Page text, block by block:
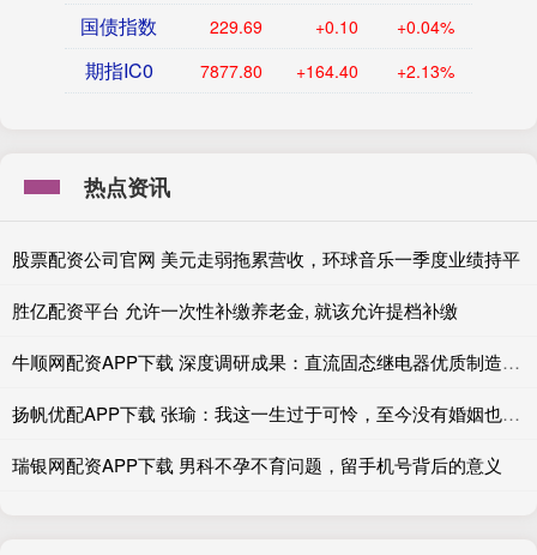
国债指数 229.69 +0.10 +0.04%
期指IC0 7877.80 +164.40 +2.13%
热点资讯
股票配资公司官网 美元走弱拖累营收，环球音乐一季度业绩持平
胜亿配资平台 允许一次性补缴养老金, 就该允许提档补缴
牛顺网配资APP下载 深度调研成果：直流固态继电器优质制造商权威推荐解析
扬帆优配APP下载 张瑜：我这一生过于可怜，至今没有婚姻也无子女，遗产怎样办！
瑞银网配资APP下载 男科不孕不育问题，留手机号背后的意义